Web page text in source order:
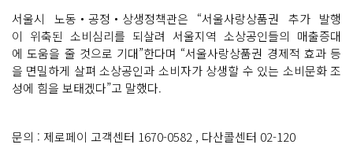
서울시 노동‧공정‧상생정책관은 “서울사랑상품권 추가 발행
이 위축된 소비심리를 되살려 서울지역 소상공인들의 매출증대
에 도움을 줄 것으로 기대”한다며 “서울사랑상품권 경제적 효과 등
을 면밀하게 살펴 소상공인과 소비자가 상생할 수 있는 소비문화 조
성에 힘을 보태겠다”고 말했다.
문의 : 제로페이 고객센터 1670-0582 , 다산콜센터 02-120